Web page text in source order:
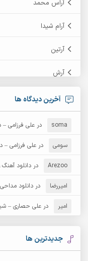
آراس محمد
آرام شیدا
آرتین
آرش
آرش امامی
آرش عثمان
آرش مبهم
آرش مهرابی
آرشام
آرکاداش
آخرین دیدگاه ها
soma در علی فرزامی –
سومی در علی فرزامی –
Arezoo در دانلود آهنگ
امیررضا در دانلود
امیر در علی حصاری –
جدیدترین ها